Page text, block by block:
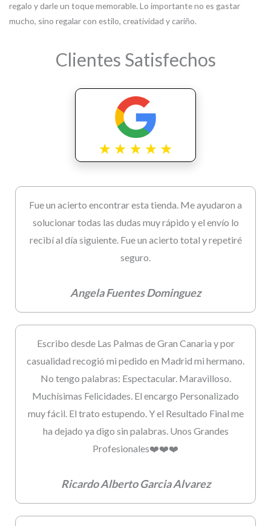
regalo y darle un toque memorable. Lo importante no es gastar
mucho, sino regalar con estilo, creatividad y cariño.
Clientes Satisfechos
Fue un acierto encontrar esta tienda. Me ayudaron a
solucionar todas las dudas muy rápido y el envío lo
recibí al día siguiente. Fue un acierto total y repetiré
seguro.
Angela Fuentes Dominguez
Escribo desde Las Palmas de Gran Canaria y por
casualidad recogió mi pedido en Madrid mi hermano.
No tengo palabras: Espectacular. Maravilloso.
Muchísimas Felicidades. El encargo Personalizado
muy fácil. El trato estupendo. Y el Resultado Final me
ha dejado ya digo sin palabras. Unos Grandes
Profesionales❤️❤️❤️
Ricardo Alberto Garcia Alvarez